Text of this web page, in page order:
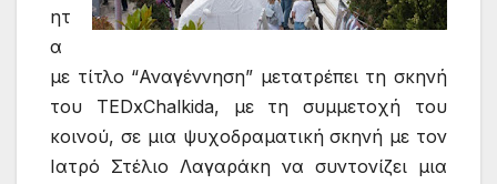
ητ
α
με τίτλο “Αναγέννηση” μετατρέπει τη σκηνή
του TEDxChalkida, με τη συμμετοχή του
κοινού, σε μια ψυχοδραματική σκηνή με τον
Ιατρό Στέλιο Λαγαράκη να συντονίζει μια